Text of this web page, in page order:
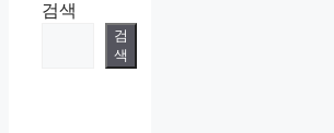
검색
검
색